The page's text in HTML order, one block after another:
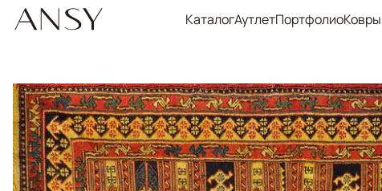
КаталогАутлетПортфолиоКовры